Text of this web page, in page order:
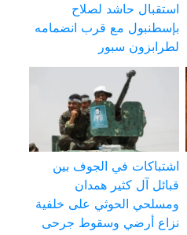
استقبال حاشد لصلاح
بإسطنبول مع قرب انضمامه
لطرابزون سبور
اشتباكات في الجوف بين
قبائل آل كثير همدان
ومسلحي الحوثي على خلفية
نزاع أرضي وسقوط جرحى